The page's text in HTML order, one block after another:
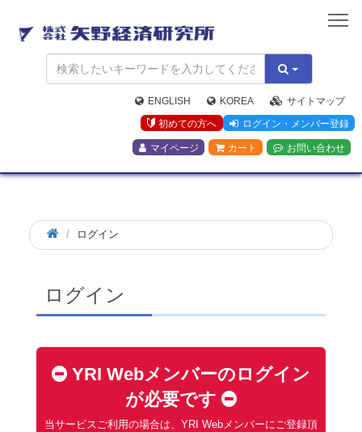
矢
野
経
済
研
究
所
ENGLISH KOREA
サイトマップ
初めての方へ
ログイン・メンバー登録
マイページ カート お問い合わせ
ログイン
ログイン
YRI Webメンバーのログイン
が必要です
当サービスご利用の場合は、YRI Webメンバーにご登録頂